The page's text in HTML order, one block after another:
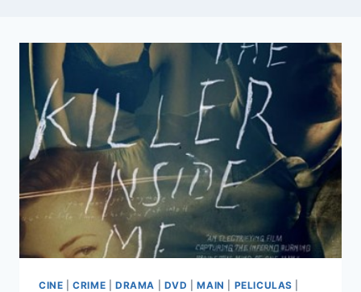
CINE |CRIME DRAMA DVD |MAIN PELICULAS